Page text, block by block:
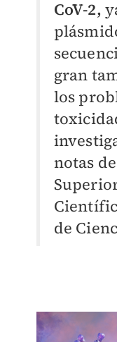
CoV-2,
gran
los
notas
de